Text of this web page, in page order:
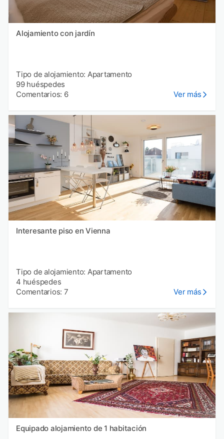
Alojamiento con jardín
Tipo de alojamiento: Apartamento
99 huéspedes
Comentarios: 6
Ver más
Interesante piso en Vienna
Tipo de alojamiento: Apartamento
4 huéspedes
Comentarios: 7
Ver más
Equipado alojamiento de 1 habitación